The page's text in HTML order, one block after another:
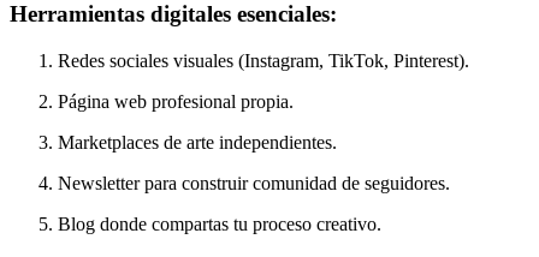
Herramientas digitales esenciales:
Redes sociales visuales (Instagram, TikTok, Pinterest).
Página web profesional propia.
Marketplaces de arte independientes.
Newsletter para construir comunidad de seguidores.
Blog donde compartas tu proceso creativo.